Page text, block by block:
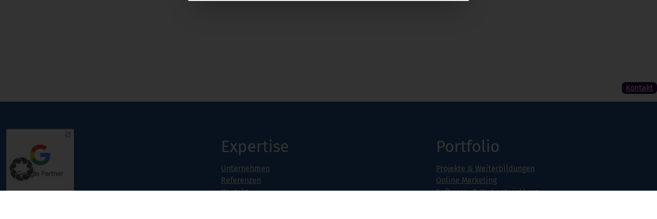
Kontakt
Expertise
Unternehmen
Referenzen
Kontakt
Portfolio
Projekte & Weiterbildungen
Online Marketing
Software- & Webentwicklung